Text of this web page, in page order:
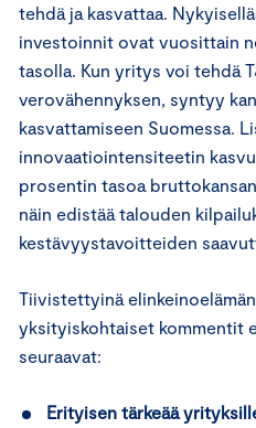
tehdä ja kasvattaa.
investoinnit ovat vuosittain
tasolla. Kun yritys voi tehdä
verovähennyksen, syntyy
kasvattamiseen Suomessa.
innovaatiointensiteetin
prosentin tasoa
näin edistää talouden
kestävyystavoitteiden
Tiivistettyinä
yksityiskohtaiset kommentit
seuraavat:
Erityisen tärkeää